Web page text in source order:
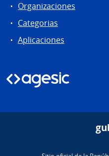
Organizaciones
Categorias
Aplicaciones